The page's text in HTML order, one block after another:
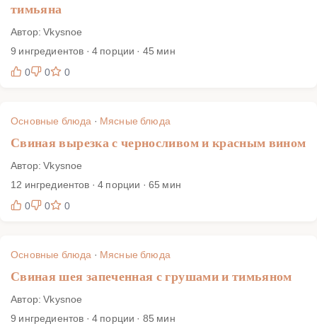
тимьяна
Автор: Vkysnoe
9 ингредиентов · 4 порции · 45 мин
0
0 0
Основные блюда · Мясные блюда
Свиная вырезка с черносливом и красным вином
Автор: Vkysnoe
12 ингредиентов · 4 порции · 65 мин
0
0 0
Основные блюда · Мясные блюда
Свиная шея запеченная с грушами и тимьяном
Автор: Vkysnoe
9 ингредиентов · 4 порции · 85 мин